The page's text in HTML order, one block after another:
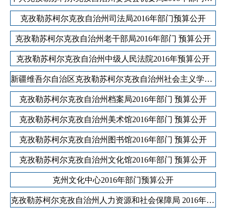
克孜勒苏柯尔克孜自治州司法局2016年部门预算公开
克孜勒苏柯尔克孜自治州老干部局2016年部门 预算公开
克孜勒苏柯尔克孜自治州中级人民法院2016年预算公开
新疆维吾尔自治区克孜勒苏柯尔克孜自治州社会主义学院2016年部门预算公开
克孜勒苏柯尔克孜自治州档案局2016年部门 预算公开
克孜勒苏柯尔克孜自治州美术馆2016年部门 预算公开
克孜勒苏柯尔克孜自治州图书馆2016年部门 预算公开
克孜勒苏柯尔克孜自治州文化馆2016年部门 预算公开
克州文化中心2016年部门预算公开
克孜勒苏柯尔克孜自治州人力资源和社会保障局 2016年部门预算公开